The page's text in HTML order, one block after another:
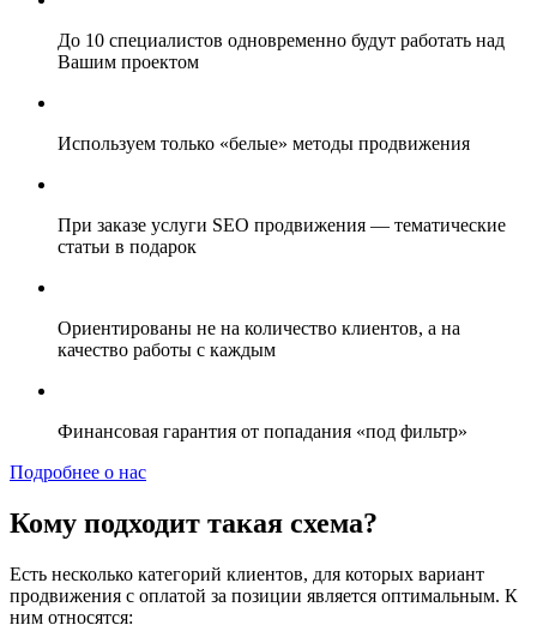
До 10 специалистов одновременно будут работать над
Вашим проектом
Используем только «белые» методы продвижения
При заказе услуги SEO продвижения — тематические
статьи в подарок
Ориентированы не на количество клиентов, а на
качество работы с каждым
Финансовая гарантия от попадания «под фильтр»
Подробнее о нас
Кому подходит такая схема?
Есть несколько категорий клиентов, для которых вариант
продвижения с оплатой за позиции является оптимальным. К
ним относятся: